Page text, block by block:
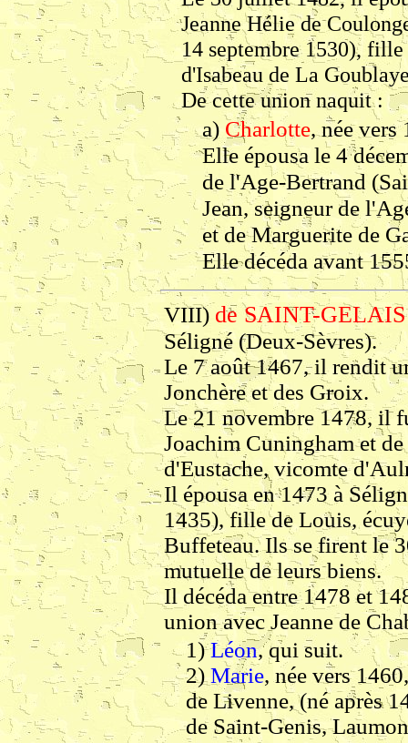
Jeanne Hélie de
14 septembre 1530),
d'Isabeau de La
De cette union naquit :
a) Charlotte, née vers
Elle épousa le 4
de l'Age-Bertrand
Jean, seigneur de
et de Marguerite de
Elle décéda avant
VIII) de SAINT-GELAIS
Séligné (Deux-Sèvres).
Le 7 août 1467, il rendit
Jonchère et des Groix.
Le 21 novembre 1478, il
Joachim Cuningham et
d'Eustache, vicomte
Il épousa en 1473 à
1435), fille de Louis,
Buffeteau. Ils se firent le
mutuelle de leurs biens.
Il décéda entre 1478 et
union avec Jeanne de
1)Léon, qui suit.
2)Marie, née vers
de Livenne, (né après
de Saint-Genis,